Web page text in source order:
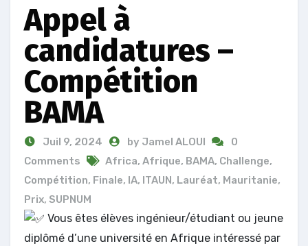
Appel à
candidatures –
Compétition
BAMA
Juil 9, 2024 by Jamel ALOUI
0
Comments
Africa, Afrique, BAMA, Challenge,
Compétition, Finale, IA, ITAUN, Lauréat, Mauritanie,
Prix, SUPNUM
Vous êtes élèves ingénieur/étudiant ou jeune
diplômé d’une université en Afrique intéressé par